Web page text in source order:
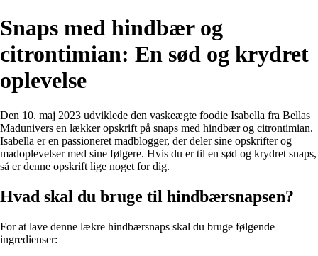
Snaps med hindbær og
citrontimian: En sød og krydret
oplevelse
Den 10. maj 2023 udviklede den vaskeægte foodie Isabella fra Bellas
Madunivers en lækker opskrift på snaps med hindbær og citrontimian.
Isabella er en passioneret madblogger, der deler sine opskrifter og
madoplevelser med sine følgere. Hvis du er til en sød og krydret snaps,
så er denne opskrift lige noget for dig.
Hvad skal du bruge til hindbærsnapsen?
For at lave denne lækre hindbærsnaps skal du bruge følgende
ingredienser: